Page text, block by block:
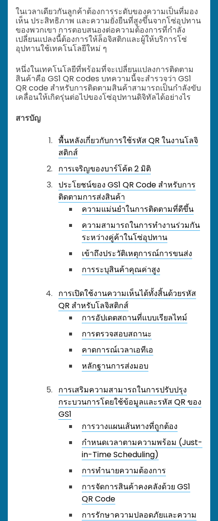
ในเวลาเดียวกันลูกค้าต้องการระดับของความเป็นที่มอง
เห็น ประสิทธิภาพ และความยั่งยืนที่สูงขึ้นจากโซ่อุปทาน
ของพวกเขา การตอบสนองต่อความต้องการที่กำลัง
เปลี่ยนแปลงนี้ต้องการให้ล็อจิสติกและผู้ให้บริการโซ่
อุปทานใช้เทคโนโลยีใหม่ ๆ
หนึ่งในเทคโนโลยีที่พร้อมที่จะเปลี่ยนแปลงการติดตาม
สินค้าคือ GS1 QR codes บทความนี้จะสำรวจว่า GS1
QR code สำหรับการติดตามสินค้าสามารถเป็นกำลังขับ
เคลื่อนให้เกิดรุ่นต่อไปของโซ่อุปทานดิจิทัลได้อย่างไร
สารบัญ
พื้นหลังเกี่ยวกับการใช้รหัส QR ในงานโลจิ
สติกส์
การเจริญของบาร์โค้ด 2 มิติ
ประโยชน์ของ GS1 QR Code สำหรับการ
ติดตามการส่งสินค้า
ความแม่นยำในการติดตามที่ดีขึ้น
ความสามารถในการทำงานร่วมกัน
ระหว่างคู่ค้าในโซ่อุปทาน
เข้าถึงประวัติเหตุการณ์การขนส่ง
การระบุสินค้าคุณค่าสูง
การเปิดใช้งานความเห็นได้ทั้งสิ้นด้วยรหัส
QR สำหรับโลจิสติกส์
การอัปเดตสถานที่แบบเรียลไทม์
การตรวจสอบสถานะ
คาดการณ์เวลาเอทีเอ
หลักฐานการส่งมอบ
การเสริมความสามารถในการปรับปรุง
กระบวนการโดยใช้ข้อมูลและรหัส QR ของ
GS1
การวางแผนเส้นทางที่ถูกต้อง
กำหนดเวลาตามความพร้อม (Just-
in-Time Scheduling)
การทำนายความต้องการ
การจัดการสินค้าคงคลังด้วย GS1
QR Code
การรักษาความปลอดภัยและความ